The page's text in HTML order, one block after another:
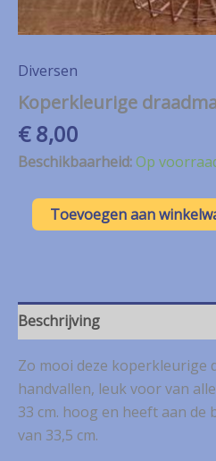
Diversen
Koperkleurige
€8,00
Beschikbaarheid:Op
Koperkleurige
draadmand
Toevoegen aan
Beschrijving
Zo mooi deze koperkleurige
handvallen, leuk voor van
33 cm. hoog en heeft aan
van 33,5 cm.